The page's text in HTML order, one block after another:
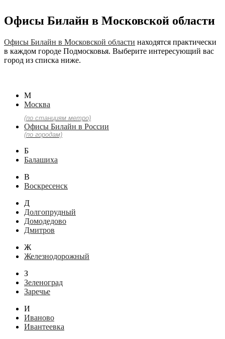
Офисы Билайн в Московской области
Офисы Билайн в Московской области находятся практически
в каждом городе Подмосковья. Выберите интересующий вас
город из списка ниже.
М
Москва
(по станциям метро)
Офисы Билайн в России
(по городам)
Б
Балашиха
В
Воскресенск
Д
Долгопрудный
Домодедово
Дмитров
Ж
Железнодорожный
З
Зеленоград
Заречье
И
Иваново
Ивантеевка